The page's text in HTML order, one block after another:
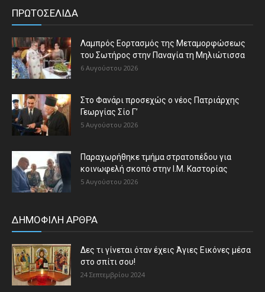
ΠΡΩΤΟΣΕΛΙΔΑ
Λαμπρός Εορτασμός της Μεταμορφώσεως
του Σωτήρος στην Παναγία τη Μηλιώτισσα
6 Αυγούστου 2026
Στο Φανάρι προσεχώς ο νέος Πατριάρχης
Γεωργίας Σίο Γ’
5 Αυγούστου 2026
Παραχωρήθηκε τμήμα στρατοπέδου για
κοινωφελή σκοπό στην Ι.Μ. Καστορίας
5 Αυγούστου 2026
ΔΗΜΟΦΙΛΗ ΑΡΘΡΑ
Δες τι γίνεται όταν έχεις Άγιες Εικόνες μέσα
στο σπίτι σου!
24 Σεπτεμβρίου 2024